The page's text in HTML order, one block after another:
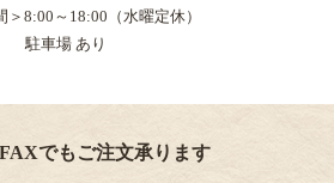
＞8:00～18:00（水曜定休）
駐車場 あり
でもご注文承ります